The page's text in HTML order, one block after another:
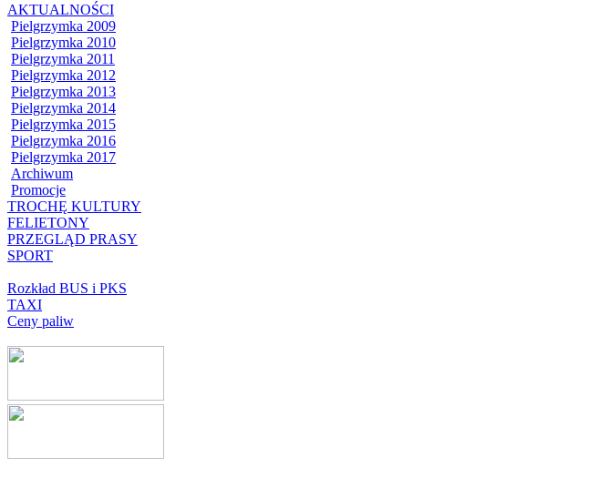
AKTUALNOŚCI
Pielgrzymka 2009
Pielgrzymka 2010
Pielgrzymka 2011
Pielgrzymka 2012
Pielgrzymka 2013
Pielgrzymka 2014
Pielgrzymka 2015
Pielgrzymka 2016
Pielgrzymka 2017
Archiwum
Promocje
TROCHĘ KULTURY
FELIETONY
PRZEGLĄD PRASY
SPORT
Rozkład BUS i PKS
TAXI
Ceny paliw